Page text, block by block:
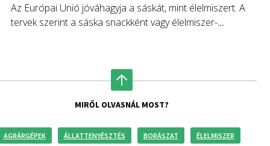
Az Európai Unió jóváhagyja a sáskát, mint élelmiszert. A
tervek szerint a sáska snackként vagy élelmiszer-
MIRŐL OLVASNÁL MOST?
AGRÁRGÉPEK ÁLLATTENYÉSZTÉS BORÁSZAT ÉLELMISZER